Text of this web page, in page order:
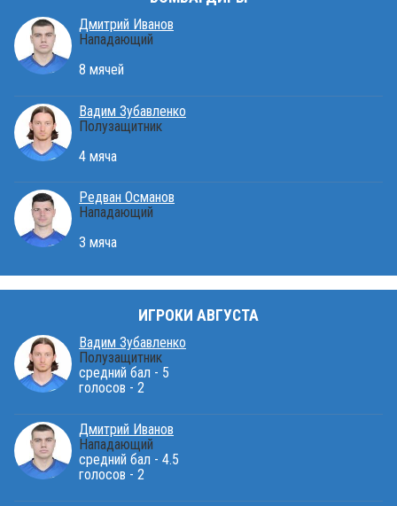
Дмитрий Иванов
Нападающий
8 мячей
Вадим Зубавленко
Полузащитник
4 мяча
Редван Османов
Нападающий
3 мяча
ИГРОКИ АВГУСТА
Вадим Зубавленко
Полузащитник
средний бал - 5
голосов - 2
Дмитрий Иванов
Нападающий
средний бал - 4.5
голосов - 2